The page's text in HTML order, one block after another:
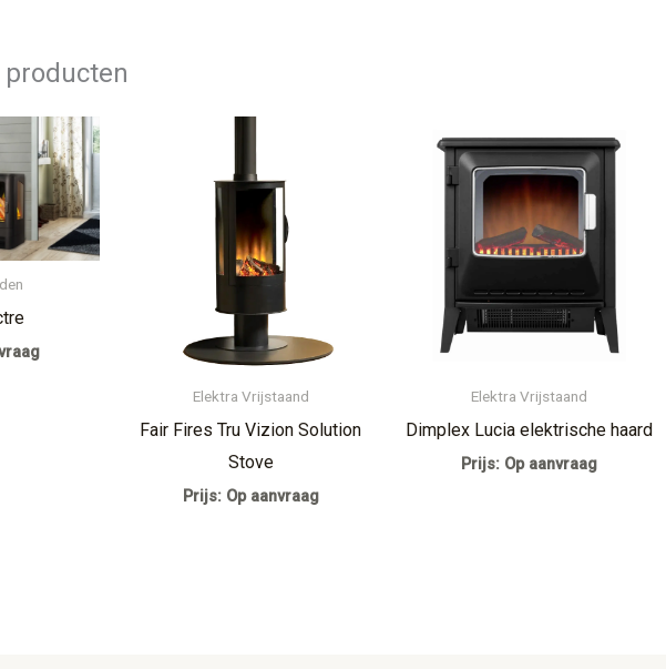
Elektra Vrijstaand
Fair Fires Tru Vizion Solution
Stove
Prijs: Op aanvraag
Elektra Vrijstaand
Dimplex Lucia elektrische haard
Prijs: Op aanvraag